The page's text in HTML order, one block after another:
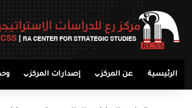
الرئيسية عن المركز إصدارات المركز